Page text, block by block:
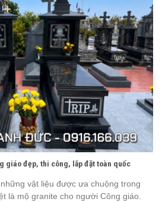
giáo đẹp, thi công, lắp đặt toàn quốc
vật liệu được ưa chuộng trong
là mộ granite cho người Công giáo.